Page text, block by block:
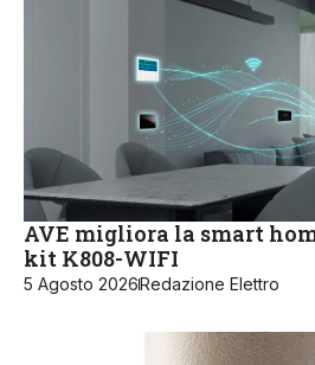
AVE migliora la smart
kit K808-WIFI
5 Agosto 2026Redazione Elettro